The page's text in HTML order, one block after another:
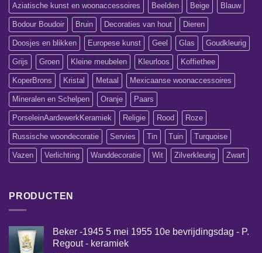
Aziatische kunst en woonaccessoires Beelden Beige Blauw
Bodour Boudoir Bruin Decoraties van hout Dieren
Doosjes en blikken Europese kunst Geel Glas Goudkleurig
Grijs Groen Kleine meubelen Kleurloos Koffiethee
KoperBrons Kristal Metaal Mexicaanse woonaccessoires
Mineralen en Schelpen Oranje Paars
PorseleinAardewerkKeramiek Religie Rood Roze
Russische woondecoratie Servies Tin Tuin Turquoise
Vazen Verlichting Wanddecoratie Wit Zilverkleurig Zwart
PRODUCTEN
Beker -1945 5 mei 1955 10e bevrijdingsdag - P.
Regout - keramiek